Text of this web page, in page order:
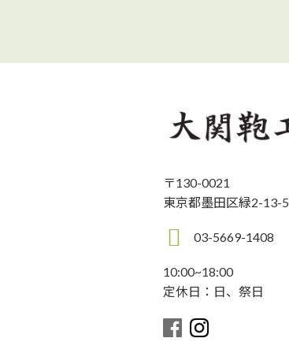
〒130-0021
東京都墨田区緑2-13-5
03-5669-1408
10:00~18:00
定休日：日、祭日